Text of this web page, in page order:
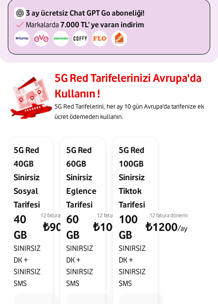
3 ay ücretsiz Chat GPT Go aboneliği!
Markalarda 7.000 TL’ ye varan indirim
5G Red Tarifelerinizi Avrupa'da
Kullanın !
5G Red Tarifelerini, her ay 10 gün Avrupa'da tarifenize ek
ücret ödemeden kullanın.
5G Red
40GB
Sinirsiz
Sosyal
Tarifesi
40
GB
SINIRSIZ
DK +
SINIRSIZ
SMS
₺900/ay
12 fatura dönemi
5G Red
60GB
Sinirsiz
Eglence
Tarifesi
60
GB
SINIRSIZ
DK +
SINIRSIZ
SMS
₺1000
12 fatura dönemi
5G Red
100GB
Sinirsiz
Tiktok
Tarifesi
100
GB
SINIRSIZ
DK +
SINIRSIZ
SMS
₺1200/ay
12 fatura dönemi